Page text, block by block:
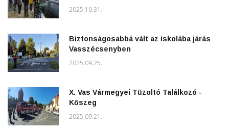
2025.10.31.
Biztonságosabbá vált az iskolába járás
Vasszécsenyben
2025.09.25.
X. Vas Vármegyei Tűzoltó Találkozó -
Kőszeg
2025.09.21.